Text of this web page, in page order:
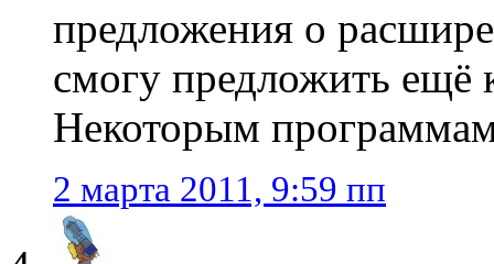
предложения о
смогу предложить ещё
Некоторым
2 марта 2011, 9:59 пп